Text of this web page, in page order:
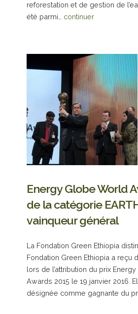
reforestation et de gestion de
été parmi… continuer
Energy Globe World
de la catégorie
vainqueur général
La Fondation Green Ethiopia
Fondation Green Ethiopia a reçu
lors de l’attribution du prix
Awards 2015 le 19 janvier 2016.
désignée comme gagnante du